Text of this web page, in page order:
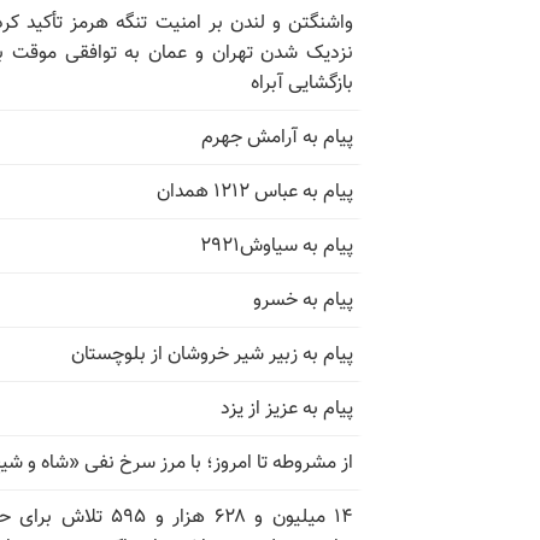
واشنگتن و لندن بر امنیت تنگه هرمز تأکید
نزدیک شدن تهران و عمان به توافقی موقت
بازگشایی آبراه
پیام به آرامش جهرم
پیام به عباس ۱۲۱۲ همدان
پیام به سیاوش۲۹۲۱
پیام به خسرو
پیام به زبیر شیر خروشان از بلوچستان
پیام به عزیز از یزد
از مشروطه تا امروز؛ با مرز سرخ نفی «شاه و
۱۴ میلیون و ۶۲۸ هزار و ۵۹۵